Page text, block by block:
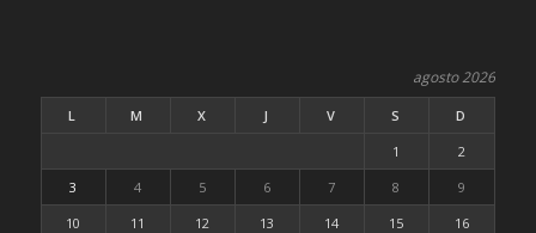
agosto 2026
L M X J V S
D
1
2
3
4 5 6 7 8
9
10
11 12 13 14 15
16